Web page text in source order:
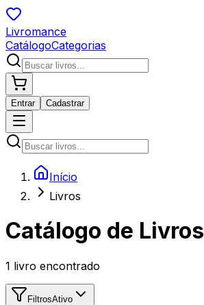
Livromance
CatálogoCategorias
Entrar Cadastrar
Início
Livros
Catálogo de Livros
1 livro encontrado
FiltrosAtivo